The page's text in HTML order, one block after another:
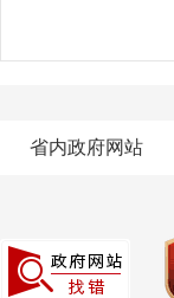
省内政府网站